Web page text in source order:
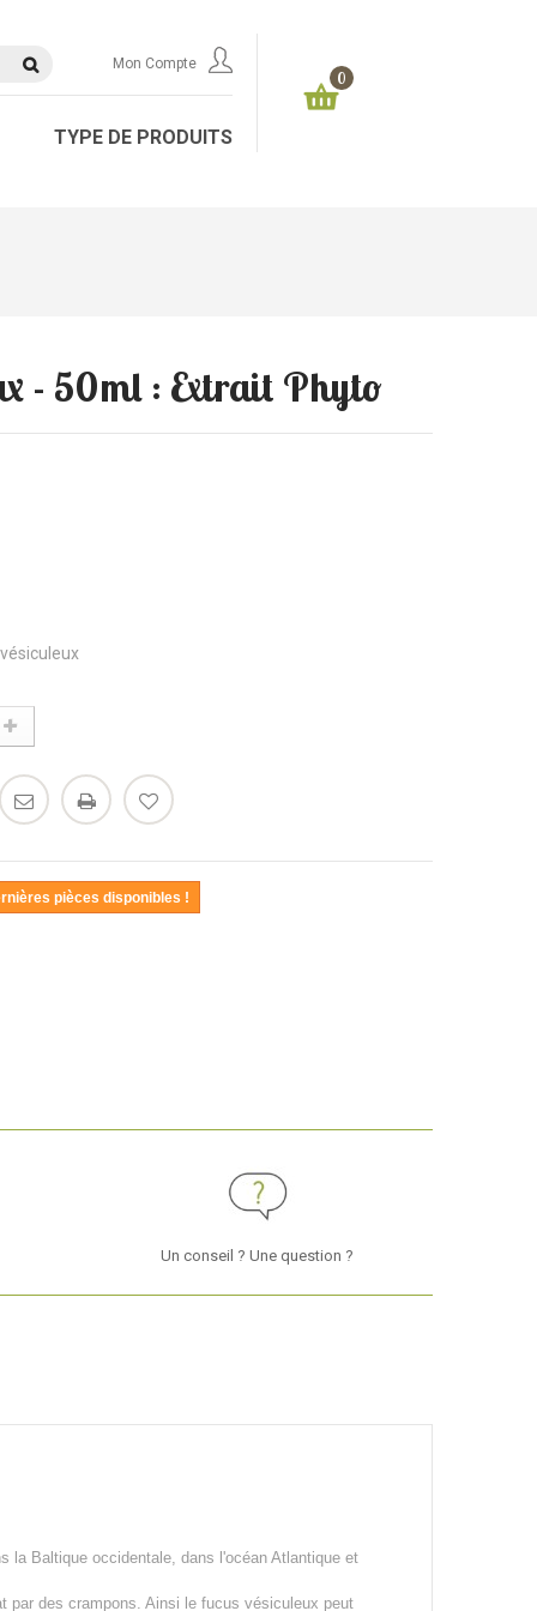
Mon Compte
TYPE DE PRODUITS
0
- 50ml : Extrait Phyto
pièces disponibles !
Un conseil ? Une question ?
la Baltique occidentale, dans l'océan Atlantique et
par des crampons. Ainsi le fucus vésiculeux peut